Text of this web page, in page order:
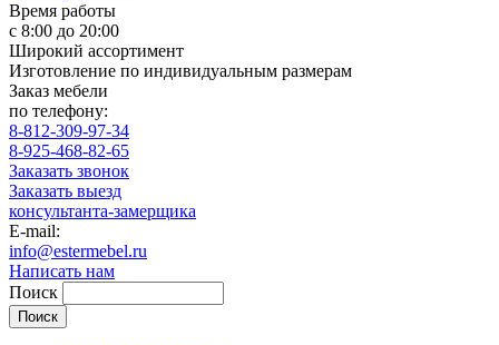
Время работы
с 8:00 до 20:00
Широкий ассортимент
Изготовление по индивидуальным размерам
Заказ мебели
по телефону:
8-812-309-97-34
8-925-468-82-65
Заказать звонок
Заказать выезд
консультанта-замерщика
E-mail:
info@estermebel.ru
Написать нам
Поиск